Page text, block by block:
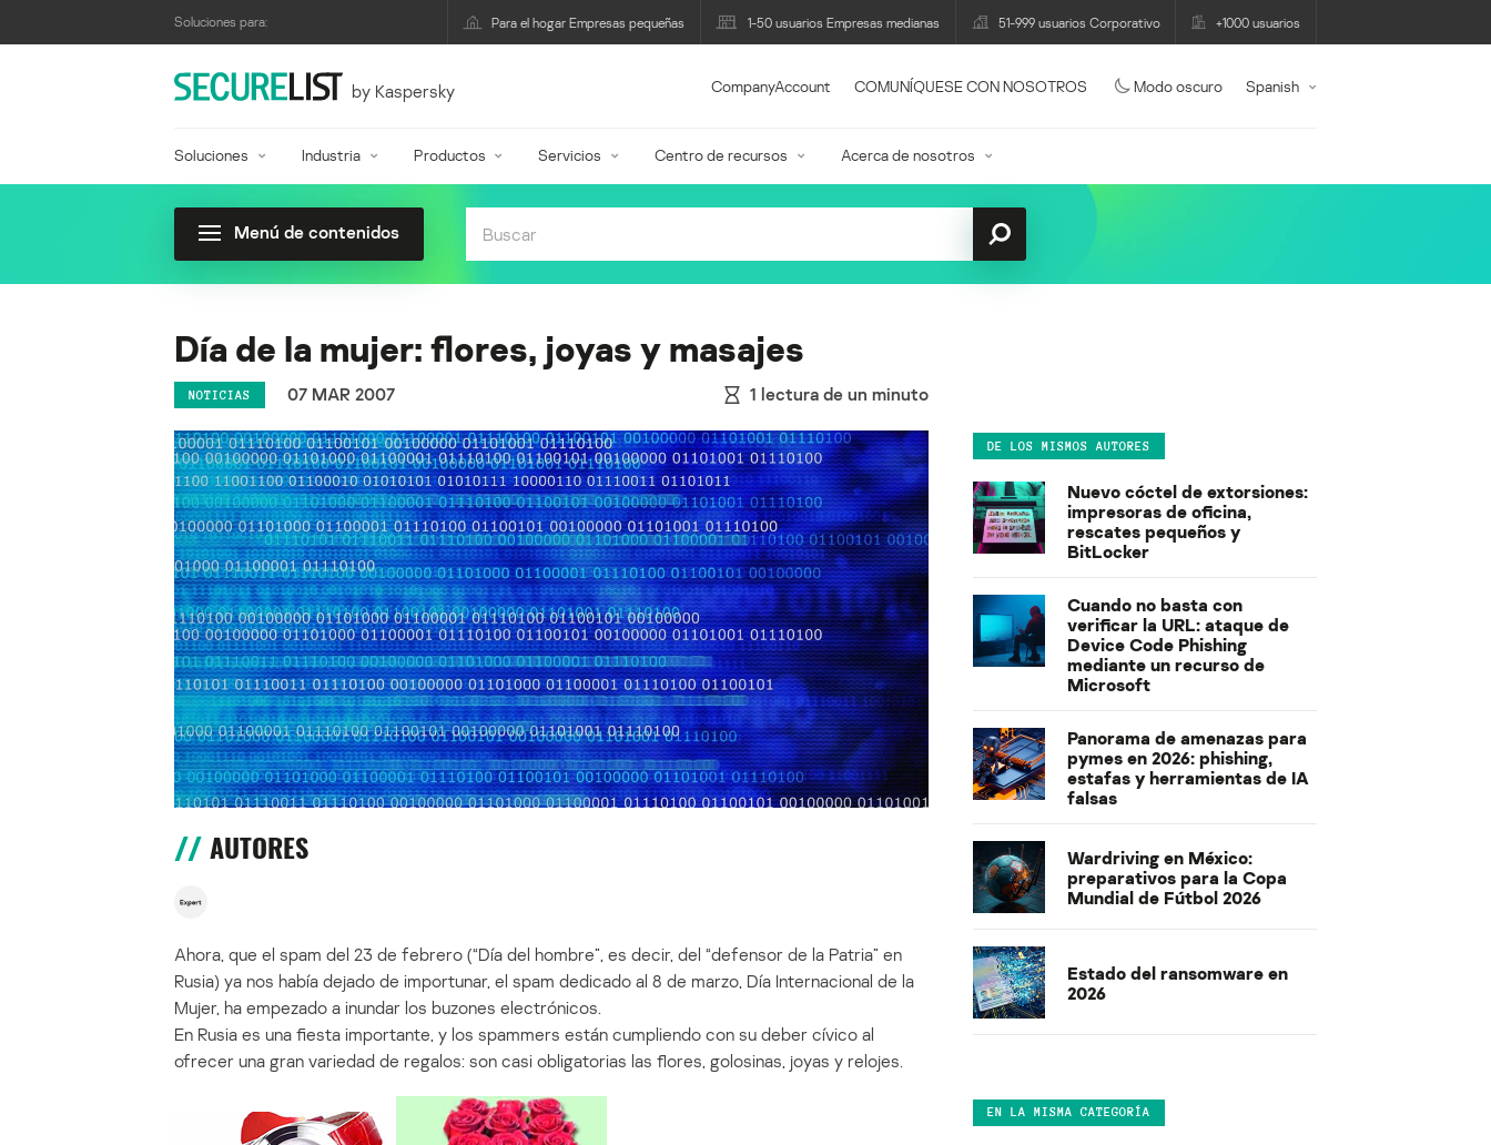
Soluciones para: Para el hogar Empresas pequeñas 1-50 usuarios Empresas medianas 51-999 usuarios Corporativo +1000 usuarios
by Kaspersky CompanyAccount COMUNÍQUESE CON NOSOTROS Modo oscuro Spanish
Soluciones Industria Productos Servicios Centro de recursos Acerca de nosotros
Menú de contenidos
Día de la mujer: flores, joyas y masajes
NOTICIAS 07 MAR 2007 1 lectura de un minuto
AUTORES
Ahora, que el spam del 23 de febrero (“Día del hombre”, es decir, del “defensor de la Patria” en
Rusia) ya nos había dejado de importunar, el spam dedicado al 8 de marzo, Día Internacional de la
Mujer, ha empezado a inundar los buzones electrónicos.
En Rusia es una fiesta importante, y los spammers están cumpliendo con su deber cívico al
ofrecer una gran variedad de regalos: son casi obligatorias las flores, golosinas, joyas y relojes.
DE LOS MISMOS AUTORES
Nuevo cóctel de extorsiones:
impresoras de oficina,
rescates pequeños y
BitLocker
Cuando no basta con
verificar la URL: ataque de
Device Code Phishing
mediante un recurso de
Microsoft
Panorama de amenazas para
pymes en 2026: phishing,
estafas y herramientas de IA
falsas
Wardriving en México:
preparativos para la Copa
Mundial de Fútbol 2026
Estado del ransomware en
2026
EN LA MISMA CATEGORÍA